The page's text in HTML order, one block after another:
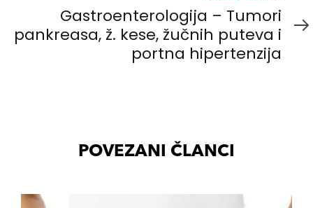
članakGastroenterologija – Tumori
pankreasa, ž. kese, žučnih puteva i
portna hipertenzija
POVEZANI ČLANCI